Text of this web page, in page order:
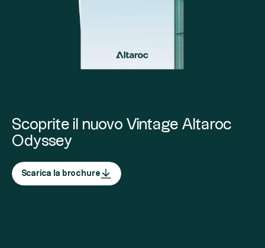
Scoprite il nuovo Vintage Altaroc
Odyssey
Scarica la brochure